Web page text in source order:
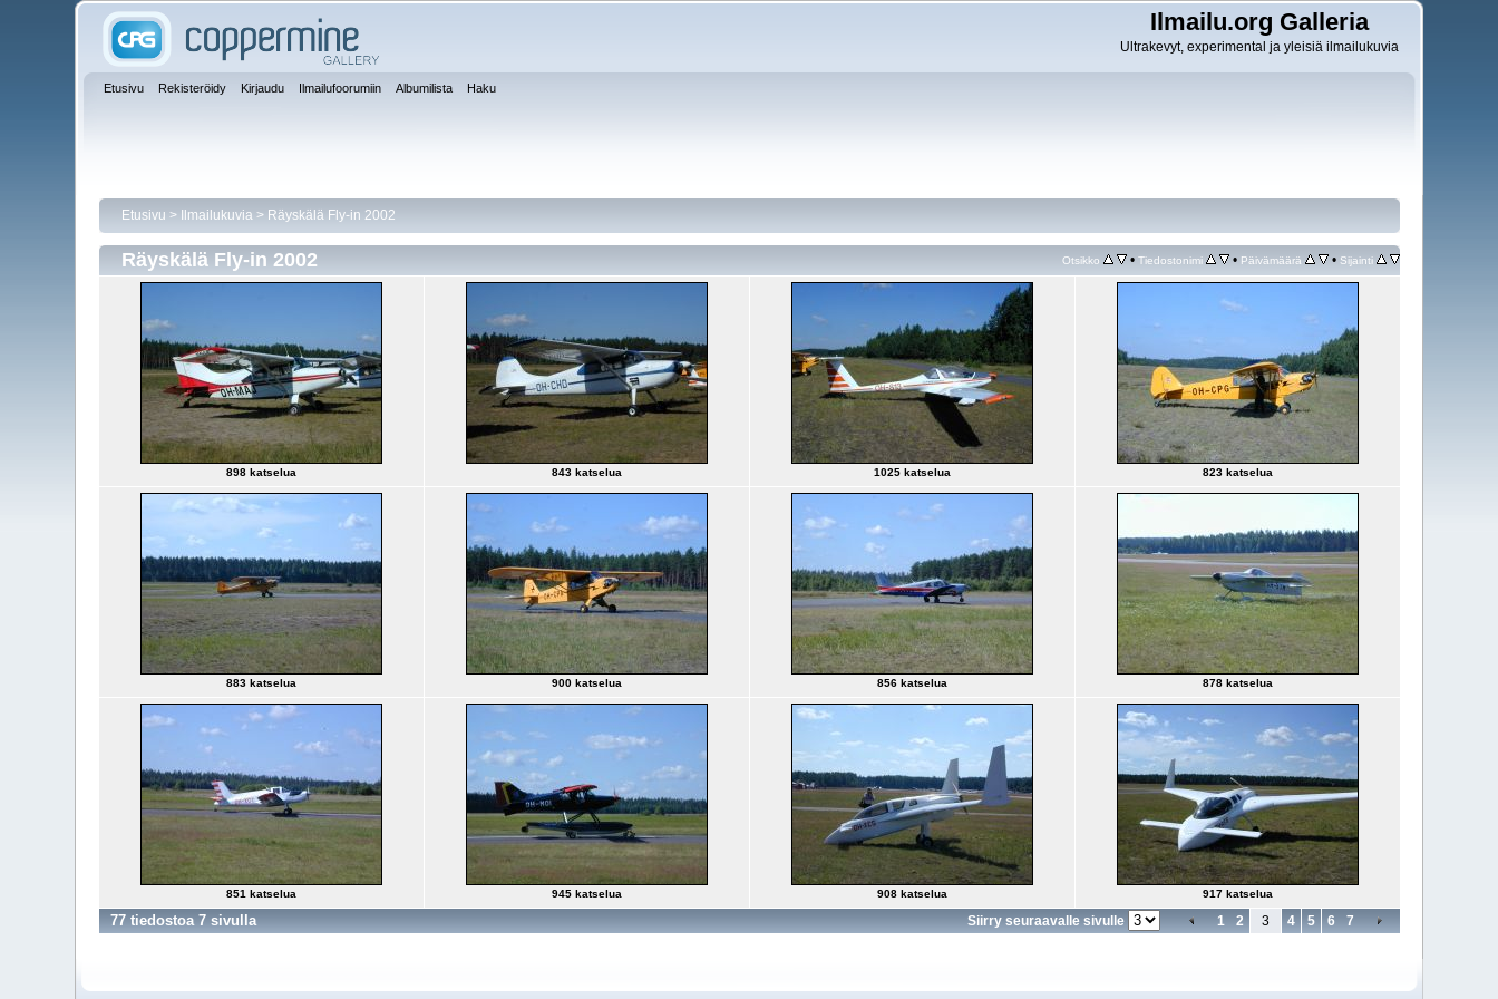
Ilmailu.org Galleria
Ultrakevyt, experimental ja yleisiä ilmailukuvia
Etusivu Rekisteröidy Kirjaudu Ilmailufoorumiin Albumilista Haku
Etusivu > Ilmailukuvia> Räyskälä Fly-in 2002
Räyskälä Fly-in 2002 Otsikko • Tiedostonimi • Päivämäärä • Sijainti
898 katselua 843 katselua 1025 katselua 823 katselua
883 katselua 900 katselua 856 katselua 878 katselua
851 katselua 945 katselua 908 katselua 917 katselua
77 tiedostoa 7 sivulla Siirry seuraavalle sivulle 1 2 3 4 5 6 7